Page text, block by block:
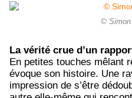
© Simon
La vérité crue d’un
En petites touches mêlant
évoque son histoire. Une
impression de s’être